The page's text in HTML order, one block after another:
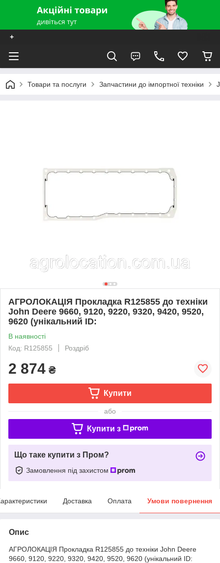
+
Товари та послуги Запчастини до імпортної техніки
АГРОЛОКАЦІЯ Прокладка R125855 до техніки
John Deere 9660, 9120, 9220, 9320, 9420, 9520,
9620 (унікальний ID:
В наявності
Код: R125855
Роздріб
2 874 ₴
Купити
або
Купити з
Що таке купити з Пром?
Замовлення під захистом
Доставка Оплата Умови повернення
Опис
АГРОЛОКАЦІЯ Прокладка R125855 до техніки John Deere
9660, 9120, 9220, 9320, 9420, 9520, 9620 (унікальний ID: